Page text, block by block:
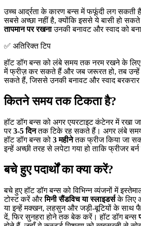
उच्च आर्द्रता के कारण बन्स में फफूंदी लग सकती
सबसे अच्छा नहीं है, क्योंकि इससे ये बासी हो
तापमान पर रखनाउनकी बनावट और स्वाद को
✅ अतिरिक्त टिप
हॉट डॉग बन्स को लंबे समय तक नरम रखने के
में फ्रीज़ कर सकते हैं और जब जरूरत हो, तब उन्हें
सकते हैं, जिससे उनकी बनावट और स्वाद बरकरार
कितने समय तक टिकता है?
हॉट डॉग बन्स को अगर एयरटाइट कंटेनर में रखा
पर3-5 दिनतक टिके रह सकते हैं। अगर लंबे समय
हॉट डॉग बन्स को 3 महीनेतक फ्रीज किया जा
इन्हें अच्छी तरह से लपेटा गया हो ताकि फ्रीजर
बचे हुए पदार्थों का क्या करें?
बचे हुए हॉट डॉग बन्स को विभिन्न व्यंजनों में
टोस्ट करें औरमिनी सैंडविच या स्लाइडर्सके लिए
या इन्हें मक्खन, लहसुन और जड़ी-बूटियों के साथ
दें, फिर सुनहरा होने तक बेक करें। हॉट डॉग बन्स